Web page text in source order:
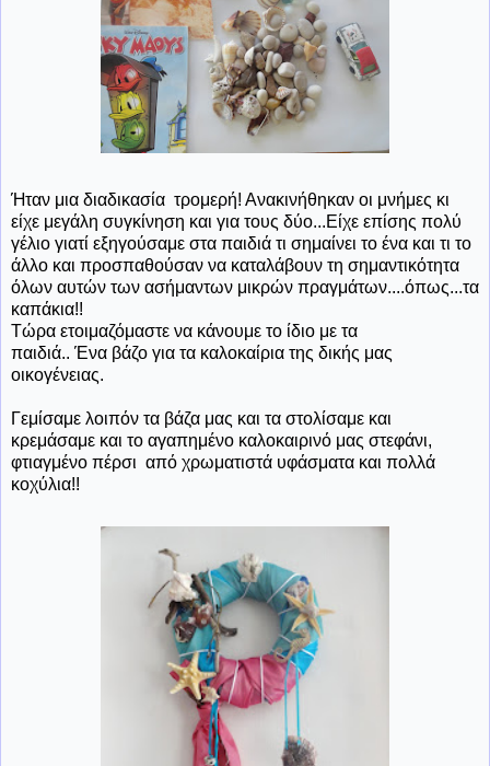
Ήταν μια διαδικασία τρομερή! Ανακινήθηκαν οι μνήμες κι
είχε μεγάλη συγκίνηση και για τους δύο...Είχε επίσης πολύ
γέλιο γιατί εξηγούσαμε στα παιδιά τι σημαίνει το ένα και τι το
άλλο και προσπαθούσαν να καταλάβουν τη σημαντικότητα
όλων αυτών των ασήμαντων μικρών πραγμάτων....όπως...τα
καπάκια!!
Τώρα ετοιμαζόμαστε να κάνουμε το ίδιο με τα
παιδιά.. Ένα βάζο για τα καλοκαίρια της δικής μας
οικογένειας.
Γεμίσαμε λοιπόν τα βάζα μας και τα στολίσαμε και
κρεμάσαμε και το αγαπημένο καλοκαιρινό μας στεφάνι,
φτιαγμένο πέρσι από χρωματιστά υφάσματα και πολλά
κοχύλια!!